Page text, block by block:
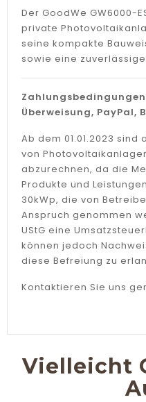
Der GoodWe GW6000-
private
seine kompakte
sowie eine
Überweisung, PayPal,
Ab dem 01.01.2023
von
abzurechnen, da die
Produkte und
30kWp, die von
Anspruch genommen
UStG eine
können jedoch
diese Befreiung zu
Kontaktieren Sie uns
Vielleicht